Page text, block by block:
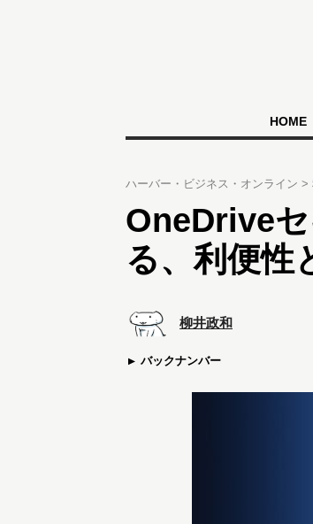
HOME
ハーバー・ビジネス・オンライン
OneDrive
る、利便性
柳井政和
バックナンバー